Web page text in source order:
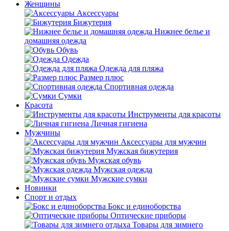
Женщины
Аксессуары
Бижутерия
Нижнее белье и
домашняя одежда
Обувь
Одежда
Одежда для пляжа
Размер плюс
Спортивная одежда
Сумки
Красота
Инструменты для красоты
Личная гигиена
Мужчины
Аксессуары для мужчин
Мужская бижутерия
Мужская обувь
Мужская одежда
Мужские сумки
Новинки
Спорт и отдых
Бокс и единоборства
Оптические приборы
Товары для зимнего